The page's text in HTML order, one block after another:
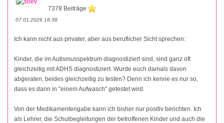
7378 Beiträge
07.01.2026 18:38
Ich kann nicht aus privater, aber aus beruflicher Sicht sprechen:
Kinder, die im Autismusspektrum diagnostiziert sind, sind ganz oft
gleichzeitig mit ADHS diagnostiziert. Wurde euch damals davon
abgeraten, beides gleichzeitig zu testen? Denn ich kenne es nur so,
dass es dann in "einem Aufwasch" getestet wird.
Von der Medikamentengabe kann ich bisher nur positiv berichten. Ich
als Lehrer, die Schulbegleitungen der betroffenen Kinder und auch die